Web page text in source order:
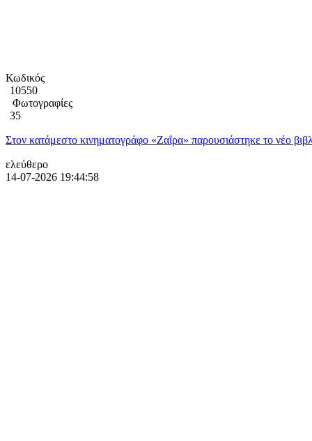
Κωδικός
10550
Φωτογραφίες
35
Στον κατάμεστο κινηματογράφο «Ζαΐρα» παρουσιάστηκε το νέο
ελεύθερο
14-07-2026 19:44:58